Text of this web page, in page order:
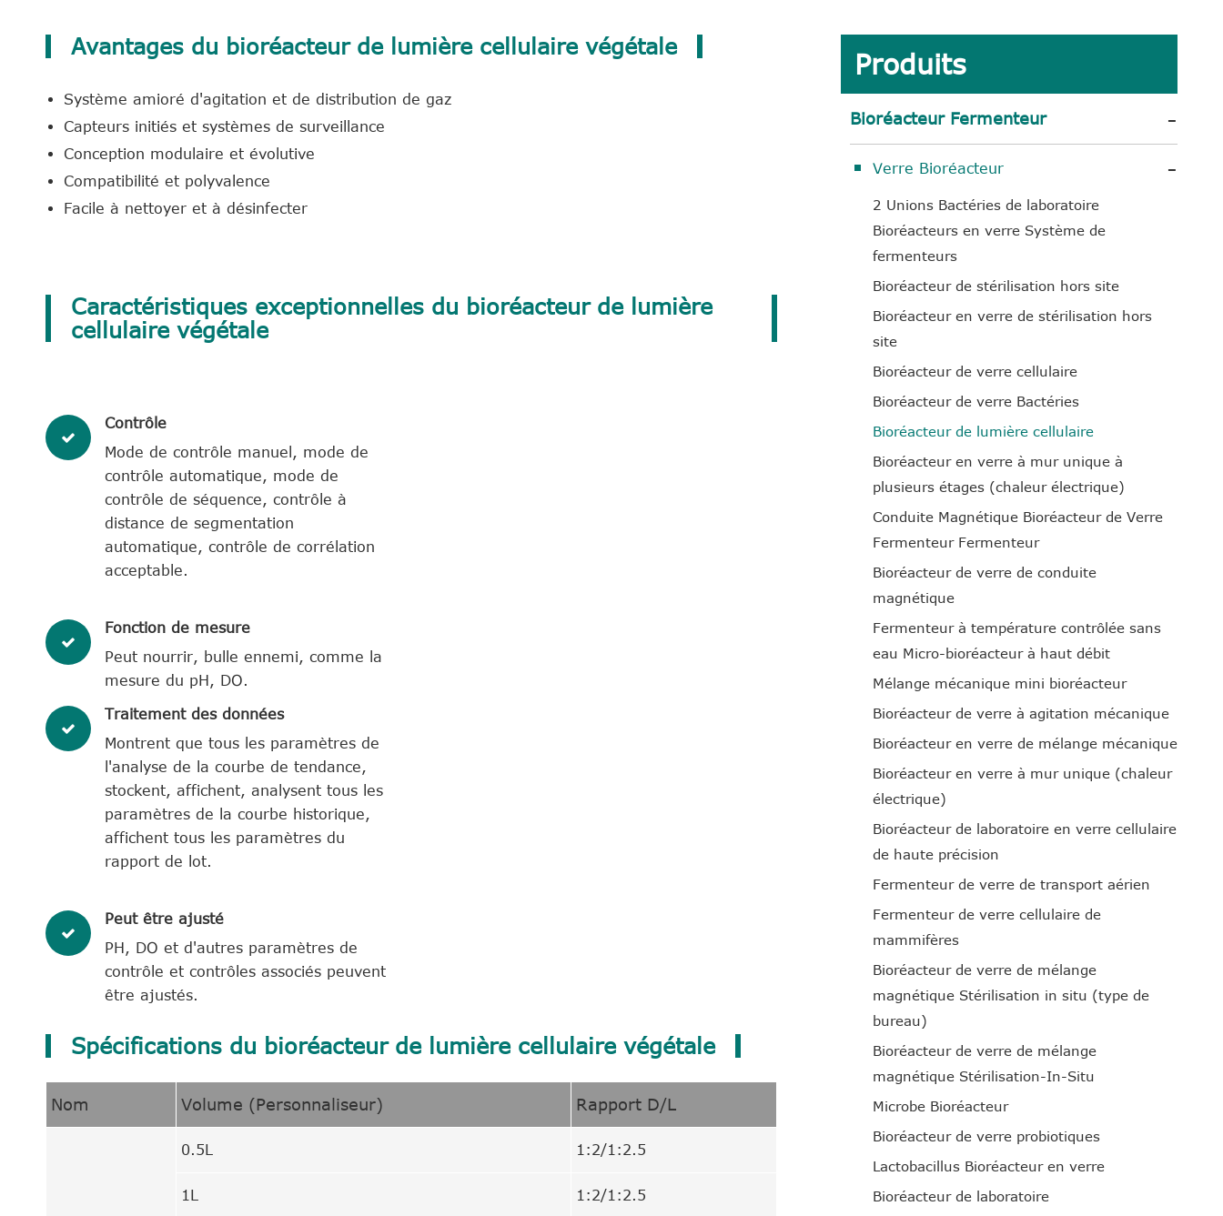
Avantages du bioréacteur de lumière cellulaire végétale
Système amioré d'agitation et de distribution de gaz
Capteurs initiés et systèmes de surveillance
Conception modulaire et évolutive
Compatibilité et polyvalence
Facile à nettoyer et à désinfecter
Caractéristiques exceptionnelles du bioréacteur de lumière
cellulaire végétale
Contrôle
Mode de contrôle manuel, mode de
contrôle automatique, mode de
contrôle de séquence, contrôle à
distance de segmentation
automatique, contrôle de corrélation
acceptable.
Fonction de mesure
Peut nourrir, bulle ennemi, comme la
mesure du pH, DO.
Traitement des données
Montrent que tous les paramètres de
l'analyse de la courbe de tendance,
stockent, affichent, analysent tous les
paramètres de la courbe historique,
affichent tous les paramètres du
rapport de lot.
Peut être ajusté
PH, DO et d'autres paramètres de
contrôle et contrôles associés peuvent
être ajustés.
Spécifications du bioréacteur de lumière cellulaire végétale
Nom Volume (Personnaliseur) Rapport D/L
0.5L 1:2/1:2.5
1L 1:2/1:2.5
Produits
Bioréacteur Fermenteur -
Verre Bioréacteur -
2 Unions Bactéries de laboratoire
Bioréacteurs en verre Système de
fermenteurs
Bioréacteur de stérilisation hors site
Bioréacteur en verre de stérilisation hors
site
Bioréacteur de verre cellulaire
Bioréacteur de verre Bactéries
Bioréacteur de lumière cellulaire
Bioréacteur en verre à mur unique à
plusieurs étages (chaleur électrique)
Conduite Magnétique Bioréacteur de Verre
Fermenteur Fermenteur
Bioréacteur de verre de conduite
magnétique
Fermenteur à température contrôlée sans
eau Micro-bioréacteur à haut débit
Mélange mécanique mini bioréacteur
Bioréacteur de verre à agitation mécanique
Bioréacteur en verre de mélange mécanique
Bioréacteur en verre à mur unique (chaleur
électrique)
Bioréacteur de laboratoire en verre cellulaire
de haute précision
Fermenteur de verre de transport aérien
Fermenteur de verre cellulaire de
mammifères
Bioréacteur de verre de mélange
magnétique Stérilisation in situ (type de
bureau)
Bioréacteur de verre de mélange
magnétique Stérilisation-In-Situ
Microbe Bioréacteur
Bioréacteur de verre probiotiques
Lactobacillus Bioréacteur en verre
Bioréacteur de laboratoire